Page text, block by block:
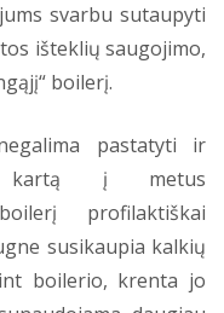
svarbu sutaupyti
išteklių saugojimo,
boilerį.
pastatyti ir
kartą į metus
profilaktiškai
susikaupia kalkių
boilerio, krenta jo